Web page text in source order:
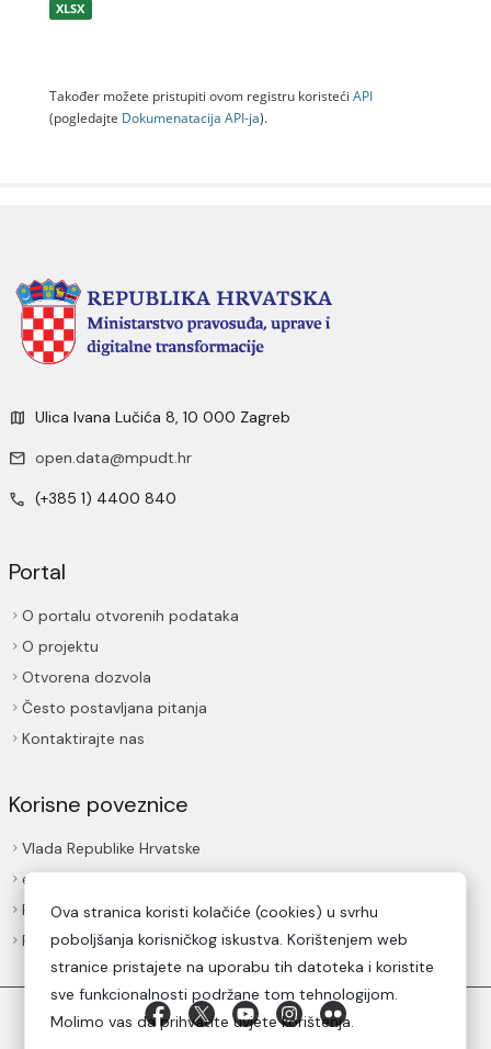
XLSX
Također možete pristupiti ovom registru koristeći API
(pogledajte Dokumenаtаcijа API-jа).